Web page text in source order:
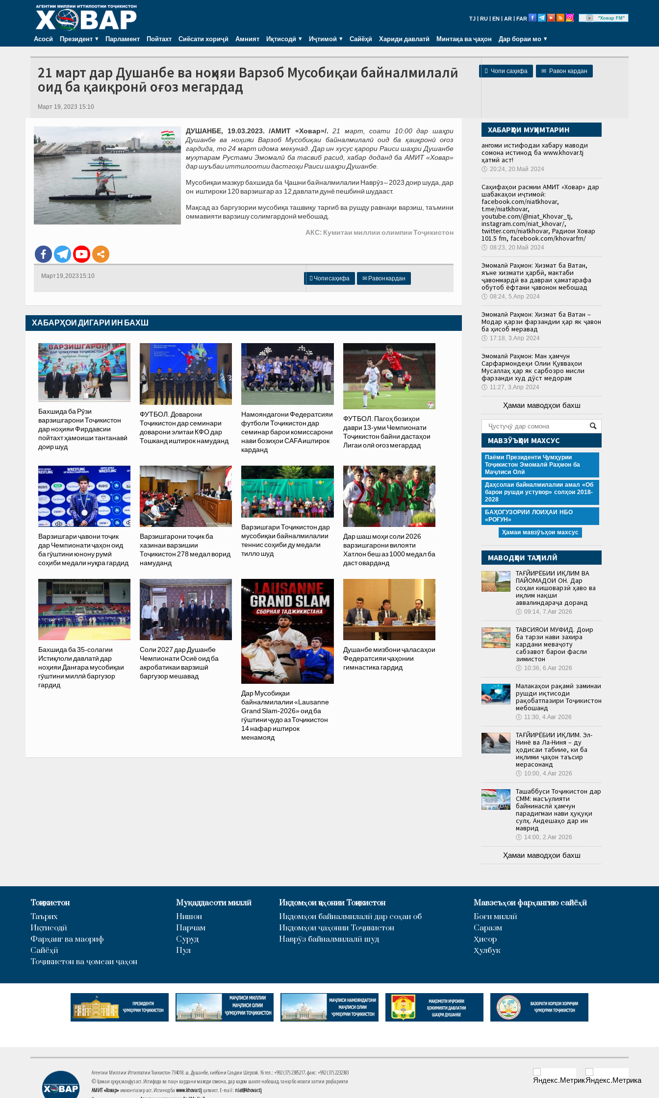
TJ RU EN AR FAR "Ховар FM"
Асосӣ Президент Парламент Пойтахт Сиёсати хориҷӣ Амният Иқтисодӣ Иҷтимоӣ Сайёҳӣ Хариди давлатӣ Минтақа ва ҷаҳон Дар бораи мо
 Чопи саҳифа ✉ Равон кардан
21 март дар Душанбе ва ноҳияи Варзоб Мусобиқаи байналмилалӣ
оид ба қаиқронӣ оғоз мегардад
Март 19, 2023 15:10
ДУШАНБЕ, 19.03.2023. /АМИТ «Ховар»/. 21 март, соати 10:00дар шаҳри
Душанбе ва ноҳияи Варзоб Мусобиқаи байналмилалӣ оид ба қаиқронӣ оғоз
гардида, то 24 март идома мекунад. Дар ин хусус қарори Раиси шаҳри Душанбе
муҳтарам Рустами Эмомалӣ ба тасвиб расид, хабар доданд ба АМИТ «Ховар»
дар шуъбаи иттилоотии дастгоҳи Раиси шаҳри Душанбе.
Мусобиқаи мазкур бахшида ба Ҷашни байналмилалии Наврӯз – 2023 доир шуда, дар
он иштироки 120 варзишгар аз 12 давлати дунё пешбинӣ шудааст.
Мақсад аз баргузории мусобиқа ташвиқу тарғиб ва рушду равнақи варзиш, таъмини
оммавияти варзишу солимгардонӣ мебошад.
АКС: Кумитаи миллии олимпии Тоҷикистон
 Чопи саҳифа ✉ Равон кардан
Март 19, 2023 15:10
ХАБАРҲОИ ДИГАРИ ИН БАХШ
Бахшида ба Рӯзи
варзишгарони Тоҷикистон
дар ноҳияи Фирдавсии
пойтахт ҳамоиши тантанавӣ
доир шуд
ФУТБОЛ. Доварони
Тоҷикистон дар семинари
доварони элитаи КФО дар
Тошканд иштирок намуданд
Намояндагони Федератсияи
футболи Тоҷикистон дар
семинар барои комиссарони
нави бозиҳои CAFA иштирок
карданд
ФУТБОЛ. Пагоҳ бозиҳои
даври 13-уми Чемпионати
Тоҷикистон байни дастаҳои
Лигаи олӣ оғоз мегардад
Варзишгари ҷавони тоҷик
дар Чемпионати ҷаҳон оид
ба гӯштини юнону румӣ
соҳиби медали нуқра гардид
Варзишгарони тоҷик ба
хазинаи варзишии
Тоҷикистон 278 медал ворид
намуданд
Варзишгари Тоҷикистон дар
мусобиқаи байналмилалии
теннис соҳиби ду медали
тилло шуд
Дар шаш моҳи соли 2026
варзишгарони вилояти
Хатлон беш аз 1000 медал ба
даст оварданд
Бахшида ба 35-солагии
Истиқлоли давлатӣ дар
ноҳияи Данғара мусобиқаи
гӯштини миллӣ баргузор
гардид
Соли 2027 дар Душанбе
Чемпионати Осиё оид ба
акробатикаи варзишӣ
баргузор мешавад
Дар Мусобиқаи
байналмилалии «Lausanne
Grand Slam-2026» оид ба
гӯштини ҷудо аз Тоҷикистон
14 нафар иштирок
менамояд
Душанбе мизбони ҷаласаҳои
Федератсияи ҷаҳонии
гимнастика гардид
ХАБАРҲОИ МУҲИМТАРИН
Ҳангоми истифодаи хабару маводи
сомона истинод ба www.khovar.tj
ҳатмӣ аст!
🕔 20:24, 20.Май 2024
Саҳифаҳои расмии АМИТ «Ховар» дар
шабакаҳои иҷтимоӣ:
facebook.com/niatkhovar,
t.me/niatkhovar,
youtube.com/@niat_Khovar_tj,
instagram.com/niat_khovar/,
twitter.com/niatkhovar, Радиои Ховар
101.5 fm, facebook.com/khovarfm/
🕔 08:23, 20.Май 2024
Эмомалӣ Раҳмон: Хизмат ба Ватан,
яъне хизмати ҳарбӣ, мактаби
ҷавонмардӣ ва давраи ҳаматарафа
обутоб ёфтани ҷавонон мебошад
🕔 08:24, 5.Апр 2024
Эмомалӣ Раҳмон: Хизмат ба Ватан –
Модар қарзи фарзандии ҳар як ҷавон
ба ҳисоб меравад
🕔 17:18, 3.Апр 2024
Эмомалӣ Раҳмон: Ман ҳамчун
Сарфармондеҳи Олии Қувваҳои
Мусаллаҳ ҳар як сарбозро мисли
фарзанди худ дӯст медорам
🕔 11:27, 3.Апр 2024
Ҳамаи маводҳои бахш
МАВЗӮЪҲОИ МАХСУС
Паёми Президенти Ҷумҳурии
Тоҷикистон Эмомалӣ Раҳмон ба
Маҷлиси Олӣ
Даҳсолаи байналмилалии амал «Об
барои рушди устувор» солҳои 2018-
2028
БАҲОГУЗОРИИ ЛОИҲАИ НБО
«РОҒУН»
Ҳамаи мавзӯъҳои махсус
МАВОДҲОИ ТАҲЛИЛӢ
ТАҒЙИРЁБИИ ИҚЛИМ ВА
ПАЙОМАДҲОИ ОН. Дар
соҳаи кишоварзӣ ҳаво ва
иқлим нақши
аввалиндараҷа доранд
🕔 09:14, 7.Авг 2026
ТАВСИЯҲОИ МУФИД. Доир
ба тарзи нави захира
кардани меваҷоту
сабзавот барои фасли
зимистон
🕔 10:36, 6.Авг 2026
Малакаҳои рақамӣ заминаи
рушди иқтисоди
рақобатпазири Тоҷикистон
мебошанд
🕔 11:30, 4.Авг 2026
ТАҒЙИРЁБИИ ИҚЛИМ. Эл-
Нинё ва Ла-Ниня – ду
ҳодисаи табиие, ки ба
иқлими ҷаҳон таъсир
мерасонанд
🕔 10:00, 4.Авг 2026
Ташаббуси Тоҷикистон дар
СММ: масъулияти
байнинаслӣ ҳамчун
парадигмаи нави ҳуқуқи
сулҳ. Андешаҳо дар ин
маврид
🕔 14:00, 2.Авг 2026
Ҳамаи маводҳои бахш
Тоҷикистон
Таърих
Иқтисодӣ
Фарҳанг ва маориф
Сайёҳӣ
Тоҷикистон ва ҷомеаи ҷаҳон
Муқаддасоти миллӣ
Нишон
Парчам
Суруд
Пул
Иқдомҳои ҷаҳонии Тоҷикистон
Иқдомҳои байналмилалӣ дар соҳаи об
Иқдомҳои ҷаҳонии Тоҷикистон
Наврӯз байналмилалӣ шуд
Мавзеъҳои фарҳангию сайёҳӣ
Боғи миллӣ
Саразм
Ҳисор
Ҳулбук
Агентии Миллии Иттилоотии Тоҷикистон 734018. ш. Душанбе, хиёбони Саъдии Шерозӣ, 16 тел.: +992 (37) 2385217, факс: +992 (37) 2232383
© Ҳамаи ҳуқуқ маҳфуз аст. Истифода ва паҳн кардани маводи сомона, дар кадом шакле набошад, танҳо бо иҷозати хаттии роҳбарияти
АМИТ «Ховар» имконпазир аст. Истинод ба www.khovar.tjҳатмист. E-mail: niat@khovar.tj